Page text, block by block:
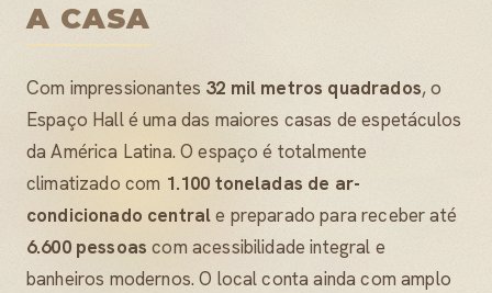
A CASA
Com impressionantes 32 mil metros quadrados, o
Espaço Hall é uma das maiores casas de espetáculos
da América Latina. O espaço é totalmente
climatizado com 1.100 toneladas de ar-
condicionado centrale preparado para receber até
6.600 pessoas com acessibilidade integral e
banheiros modernos. O local conta ainda com amplo